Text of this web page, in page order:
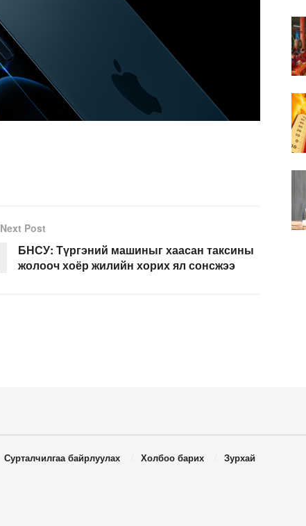
Next Post
БНСУ: Түргэний машиныг хаасан таксины
жолооч хоёр жилийн хорих ял сонсжээ
Сурталчилгаа байрлуулах Холбоо барих Зурхай